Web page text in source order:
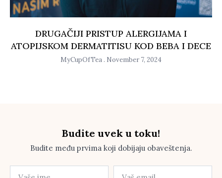
DRUGAČIJI PRISTUP ALERGIJAMA I
ATOPIJSKOM DERMATITISU KOD BEBA I DECE
MyCupOfTea November 7, 2024
Budite uvek u toku!
Budite među prvima koji dobijaju obaveštenja.